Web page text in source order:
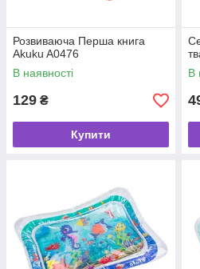
Розвиваюча Перша книга
Akuku A0476
В наявності
129 ₴
Купити
В